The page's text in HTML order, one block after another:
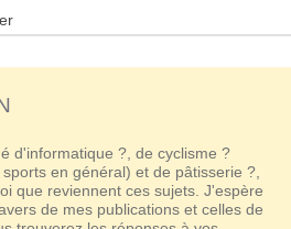
d'informatique ?, de cyclisme ?
en général) et de pâtisserie ?,
que reviennent ces sujets. J'espère
de mes publications et celles de